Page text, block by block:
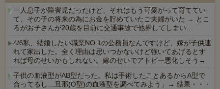
一人息子が障害児だったけど、それはもう可愛がって育ててい
て、その子の将来の為にお金を貯めていたご夫婦がいた → とこ
ろがお子さんが20歳を目前に交通事故で他界してしまい…
4/6私、結婚したい職業NO.1の公務員なんですけど、嫁が子供連
れて家出した。全く理由は思いつかないけど強いてあげるとす
れば母のせいかもしれない。嫁のせいでアトピー悪化しそう→
子供の血液型がAB型だった。私は手術したことあるからA型で
合ってるし…旦那(O型)の血液型を調べてみよう」→ 結果・・・